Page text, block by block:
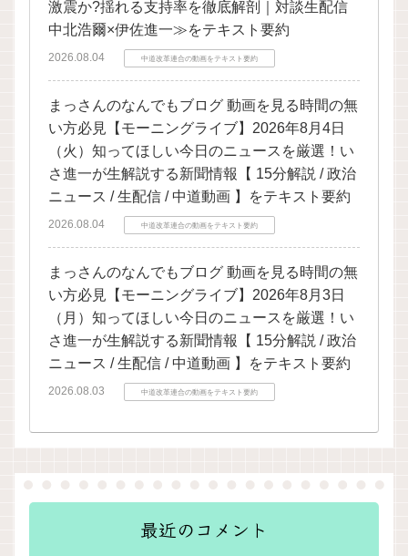
激震か?揺れる支持率を徹底解剖｜対談生配信
中北浩爾×伊佐進一≫をテキスト要約
2026.08.04 中道改革連合の動画をテキスト要約
まっさんのなんでもブログ 動画を見る時間の無
い方必見【モーニングライブ】2026年8月4日
（火）知ってほしい今日のニュースを厳選！い
さ進一が生解説する新聞情報【 15分解説 / 政治
ニュース / 生配信 / 中道動画 】をテキスト要約
2026.08.04 中道改革連合の動画をテキスト要約
まっさんのなんでもブログ 動画を見る時間の無
い方必見【モーニングライブ】2026年8月3日
（月）知ってほしい今日のニュースを厳選！い
さ進一が生解説する新聞情報【 15分解説 / 政治
ニュース / 生配信 / 中道動画 】をテキスト要約
2026.08.03 中道改革連合の動画をテキスト要約
最近のコメント